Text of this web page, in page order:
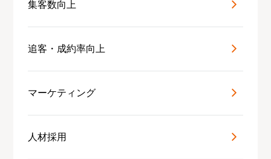
集客数向上
追客・成約率向上
マーケティング
人材採用